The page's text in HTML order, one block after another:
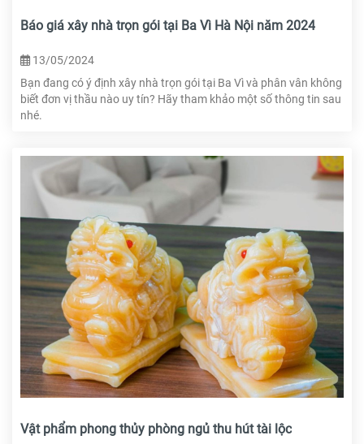
Báo giá xây nhà trọn gói tại Ba Vì Hà Nội năm 2024
13/05/2024
Bạn đang có ý định xây nhà trọn gói tại Ba Vì và phân vân không
biết đơn vị thầu nào uy tín? Hãy tham khảo một số thông tin sau
nhé.
Vật phẩm phong thủy phòng ngủ thu hút tài lộc